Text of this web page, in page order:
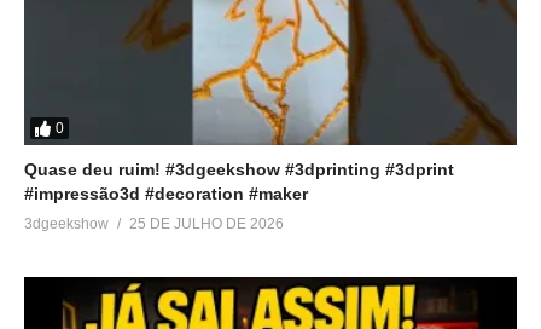
0
Quase deu ruim! #3dgeekshow #3dprinting #3dprint
#impressão3d #decoration #maker
3dgeekshow 25 DE JULHO DE 2026